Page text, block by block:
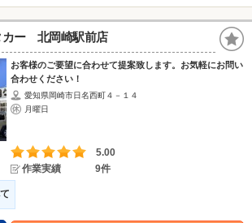
カー 北岡崎駅前店
お客様のご要望に合わせて提案致します。お気軽にお問い
合わせください！
愛知県岡崎市日名西町４－１４
月曜日
5.00
作業実績
9件